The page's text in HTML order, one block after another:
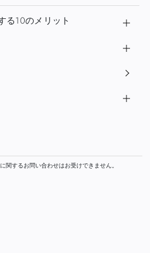
る10のメリット
するお問い合わせはお受けできません。